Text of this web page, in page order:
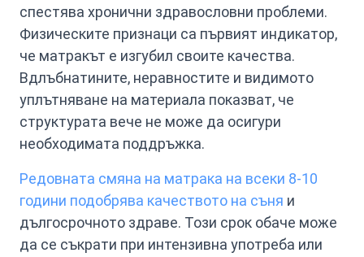
спестява хронични здравословни проблеми.
Физическите признаци са първият индикатор,
че матракът е изгубил своите качества.
Вдлъбнатините, неравностите и видимото
уплътняване на материала показват, че
структурата вече не може да осигури
необходимата поддръжка.
Редовната смяна на матрака на всеки 8-10
години подобрява качеството на съня и
дългосрочното здраве. Този срок обаче може
да се съкрати при интензивна употреба или